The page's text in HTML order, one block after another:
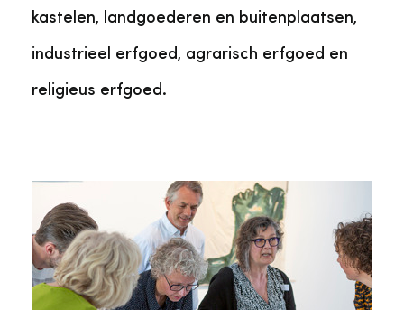
kastelen, landgoederen en buitenplaatsen,
industrieel erfgoed, agrarisch erfgoed en
religieus erfgoed.